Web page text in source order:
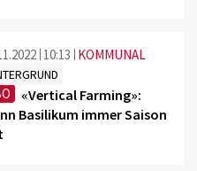
10:13 KOMMUNAL
«Vertical Farming»:
Basilikum immer Saison